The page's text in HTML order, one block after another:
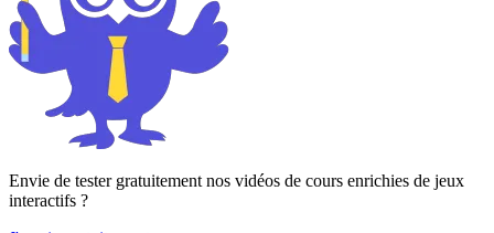
Envie de tester gratuitement nos vidéos de cours enrichies de jeux
interactifs ?